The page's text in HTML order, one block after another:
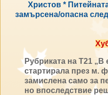
Христов *
замърсена/опасна
Рубриката на Т21 „В
стартирала през м.
замислена само за
но впоследствие